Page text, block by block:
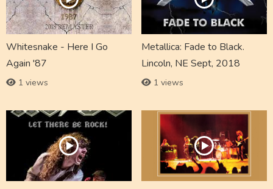
Whitesnake - Here I Go
Again '87
1 views
Metallica: Fade to Black.
Lincoln, NE Sept, 2018
1 views